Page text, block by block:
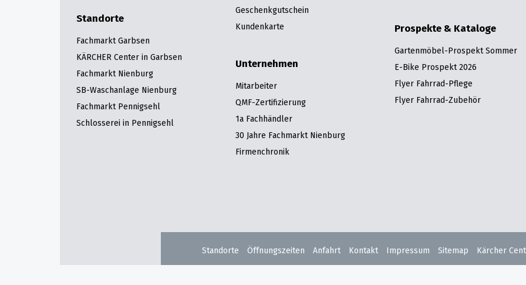
Standorte
Fachmarkt Garbsen
KÄRCHER Center in Garbsen
Fachmarkt Nienburg
SB-Waschanlage Nienburg
Fachmarkt Pennigsehl
Schlosserei in Pennigsehl
Geschenkgutschein
Kundenkarte
Unternehmen
Mitarbeiter
QMF-Zertifizierung
1a Fachhändler
30 Jahre Fachmarkt Nienburg
Firmenchronik
Prospekte & Kataloge
Gartenmöbel-Prospekt Sommer
E-Bike Prospekt 2026
Flyer Fahrrad-Pflege
Flyer Fahrrad-Zubehör
Standorte Öffnungszeiten Anfahrt Kontakt Impressum Sitemap Kärcher